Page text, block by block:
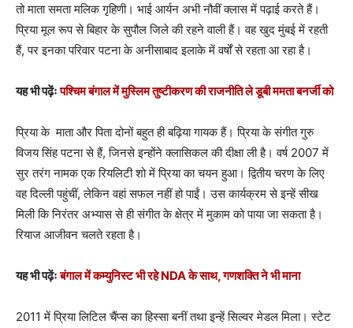
तो माता समता मलिक गृहिणी। भाई आर्यन अभी नौवीं क्लास में पढ़ाई करते हैं।
प्रिया मूल रूप से बिहार के सुपौल जिले की रहने वाली हैं। वह खुद मुंबई में रहती
हैं, पर इनका परिवार पटना के अनीसाबाद इलाके में वर्षों से रहता आ रहा है।
यह भी पढ़ेंःपश्चिम बंगाल में मुस्लिम तुष्टीकरण की राजनीति ले डूबी ममता बनर्जी को
प्रिया के माता और पिता दोनों बहुत ही बढ़िया गायक हैं। प्रिया के संगीत गुरु
विजय सिंह पटना से हैं, जिनसे इन्होंने क्लासिकल की दीक्षा ली है। वर्ष 2007 में
सुर तरंग नामक एक रियलिटी शो में प्रिया का चयन हुआ। द्वितीय चरण के लिए
वह दिल्ली पहुंचीं, लेकिन वहां सफल नहीं हो पाईं। उस कार्यक्रम से इन्हें सीख
मिली कि निरंतर अभ्यास से ही संगीत के क्षेत्र में मुकाम को पाया जा सकता है।
रियाज आजीवन चलते रहता है।
यह भी पढ़ेंःबंगाल में कम्युनिस्ट भी रहे NDA के साथ, गणशक्ति ने भी माना
2011 में प्रिया लिटिल चैंप्स का हिस्सा बनीं तथा इन्हें सिल्वर मेडल मिला। स्टेट